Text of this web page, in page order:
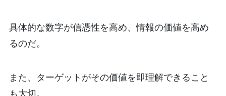
具体的な数字が信憑性を高め、情報の価値を高め
るのだ。
また、ターゲットがその価値を即理解できること
も大切。